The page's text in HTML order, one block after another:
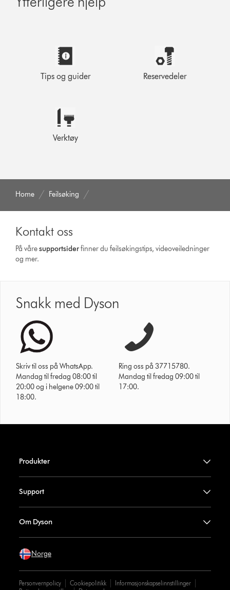
Tips og guider Reservedeler
Verktøy
Home Feilsøking
Kontakt oss
På våresupportsiderfinner du feilsøkingstips, videoveiledninger
og mer.
Snakk med Dyson
Skriv til oss på WhatsApp.
Mandag til fredag 08:00 til
20:00 og i helgene 09:00 til
18:00.
Ring oss på 37715780.
Mandag til fredag 09:00 til
17:00.
Produkter
Support
Om Dyson
Norge
Personvernpolicy Cookiepolitikk
Informasjonskapselinnstillinger